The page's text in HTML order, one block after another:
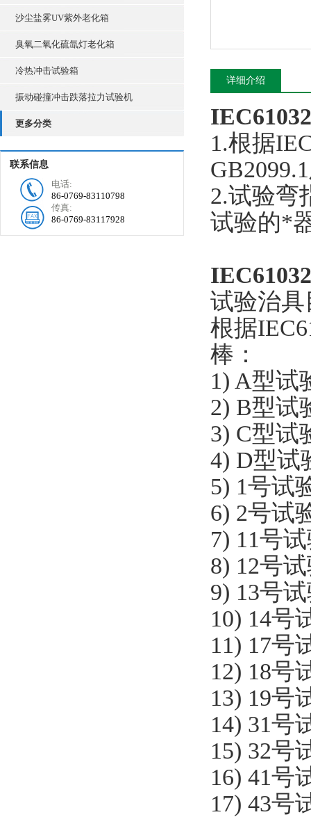
沙尘盐雾UV紫外老化箱
臭氧二氧化硫氙灯老化箱
冷热冲击试验箱
振动碰撞冲击跌落拉力试验机
更多分类
联系信息
电话:
86-0769-83110798
传真:
86-0769-83117928
详细介绍
1.根据
2.试验弯
试验的*
试验治具
根据
棒：
1) A型
2) B型
3) C型
4) D型
5) 1号
6) 2号
7) 11号
8) 12号
9) 13号
10) 14
11) 17
12) 18
13) 19
14) 31
15) 32
16) 41号
17) 43号